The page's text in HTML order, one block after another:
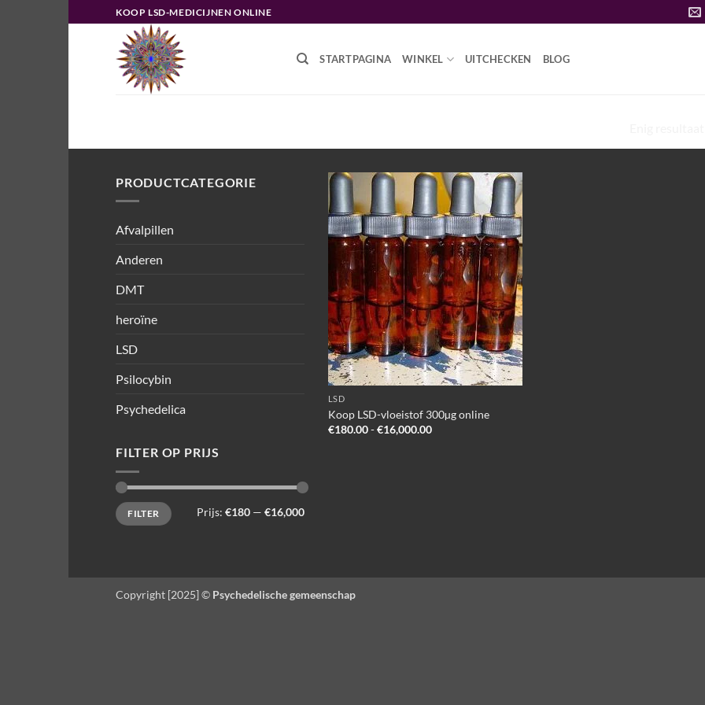
naar
KOOP LSD-MEDICIJNEN ONLINE
STARTPAGINA WINKEL UITCHECKEN BLOG
PRODUCTCATEGORIE
Afvalpillen
Anderen
DMT
heroïne
LSD
Psilocybin
Psychedelica
FILTER OP PRIJS
Min.
prijs
Max.
prijsFILTER Prijs: €180 — €16,000
Add to
wishlist
LSD
Koop LSD-vloeistof 300µg online
€180.00-€16,000.00Prijsklasse:
Copyright [2025] © Psychedelische gemeenschap